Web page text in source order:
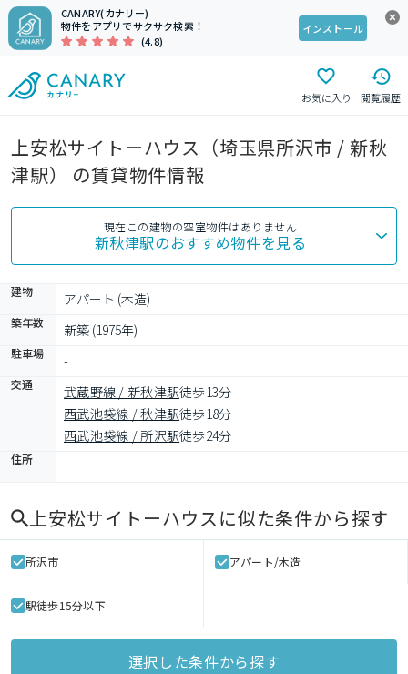
CANARY(カナリー)
物件をアプリでサクサク検索！
(4.8)
インストール
お気に入り 閲覧履歴
上安松サイトーハウス（埼玉県所沢市 / 新秋
津駅） の賃貸物件情報
現在この建物の空室物件はありません
新秋津駅のおすすめ物件を見る
建物 アパート (木造)
築年数 新築 (1975年)
駐車場 -
交通 武蔵野線 / 新秋津駅徒歩13分
西武池袋線 / 秋津駅徒歩18分
西武池袋線 / 所沢駅徒歩24分
住所
上安松サイトーハウスに似た条件から探す
所沢市 アパート/木造
駅徒歩15分以下
選択した条件から探す